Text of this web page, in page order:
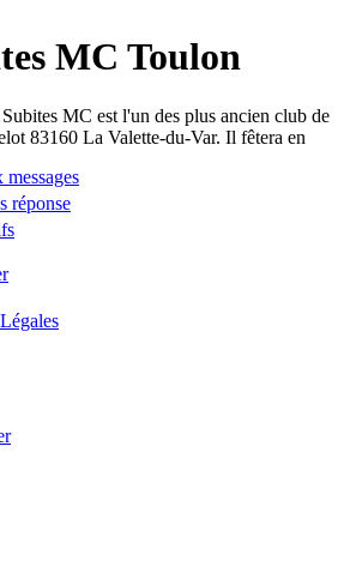
MC Toulon
MC est l'un des plus ancien club de
83160 La Valette-du-Var. Il fêtera en
réponse